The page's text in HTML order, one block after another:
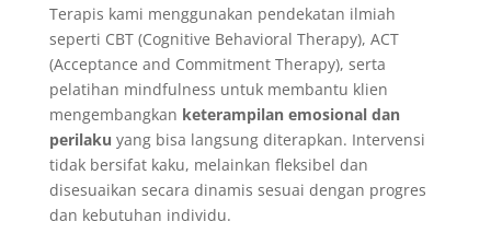
Terapis kami menggunakan pendekatan ilmiah
seperti CBT (Cognitive Behavioral Therapy), ACT
(Acceptance and Commitment Therapy), serta
pelatihan mindfulness untuk membantu klien
mengembangkan keterampilan emosional dan
perilaku yang bisa langsung diterapkan. Intervensi
tidak bersifat kaku, melainkan fleksibel dan
disesuaikan secara dinamis sesuai dengan progres
dan kebutuhan individu.